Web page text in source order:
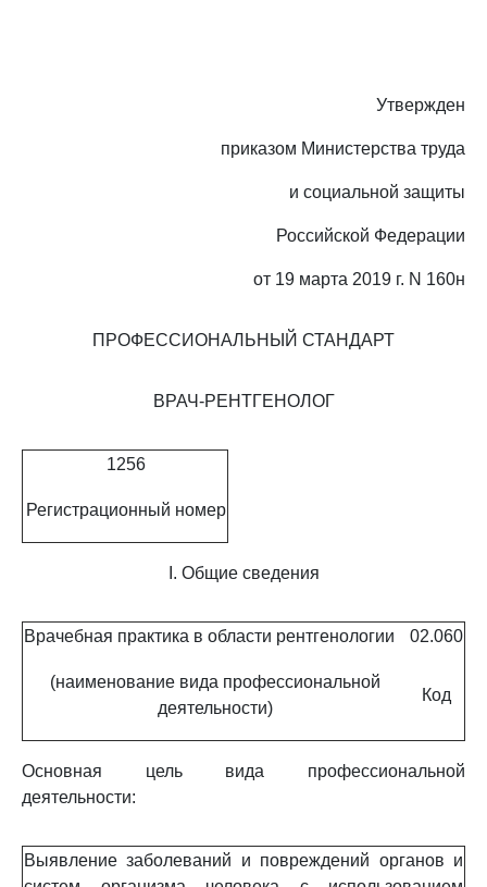
Утвержден
приказом Министерства труда
и социальной защиты
Российской Федерации
от 19 марта 2019 г. N 160н
ПРОФЕССИОНАЛЬНЫЙ СТАНДАРТ
ВРАЧ-РЕНТГЕНОЛОГ
1256
Регистрационный номер
I. Общие сведения
Врачебная практика в области рентгенологии 02.060
(наименование вида профессиональной
деятельности)
Код
Основная цель вида профессиональной
деятельности:
Выявление заболеваний и повреждений органов и